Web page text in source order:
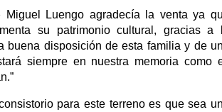
Miguel Luengo agradecía la venta ya
su patrimonio cultural, gracias a
buena disposición de esta familia y de
siempre en nuestra memoria como
para este terreno es que sea